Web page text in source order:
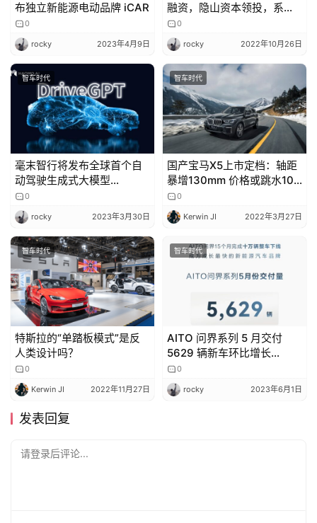
k
布独立新能源电动品牌 iCAR
0
rocky 2023年4月9日
融资，隐山资本领投，系吉
利旗下独角兽企业
0
rocky 2022年10月26日
智车时代
毫末智行将发布全球首个自
动驾驶生成式大模型
DriveGPT
0
rocky 2023年3月30日
智车时代
国产宝马X5上市定档：轴距
暴增130mm 价格或跳水10
万起
0
Kerwin JI 2022年3月27日
智车时代
特斯拉的“单踏板模式”是反
人类设计吗？
0
Kerwin JI 2022年11月27日
智车时代
AITO 问界系列 5 月交付
5629 辆新车环比增长
22.7%，M5 智驾版 6 月交
付
0
rocky 2023年6月1日
发表回复
请登录后评论...